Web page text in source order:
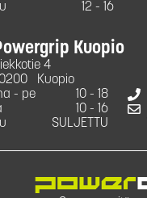
12 - 16
Kuopio
4
Kuopio
- pe
10 - 18
10 - 16
SULJETTU